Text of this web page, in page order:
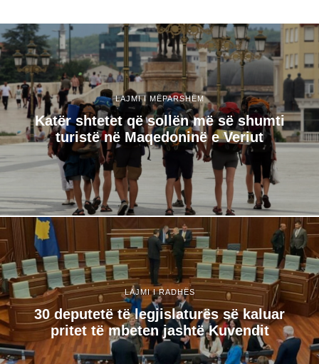
LAJMI I MËPARSHËM
Katër shtetet që sollën më së shumti
turistë në Maqedoninë e Veriut
LAJMI I RADHËS
30 deputetë të legjislaturës së kaluar
pritet të mbeten jashtë Kuvendit